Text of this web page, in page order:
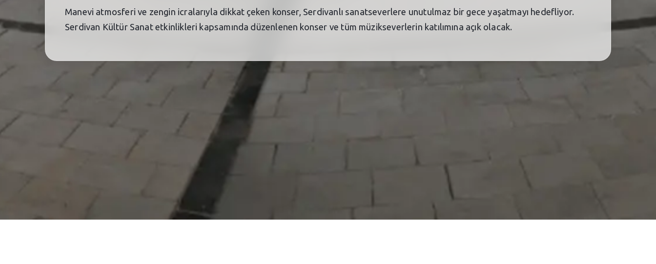
Manevi atmosferi ve zengin icralarıyla dikkat çeken konser, Serdivanlı sanatseverlere unutulmaz bir gece yaşatmayı hedefliyor.
Serdivan Kültür Sanat etkinlikleri kapsamında düzenlenen konser ve tüm müzikseverlerin katılımına açık olacak.